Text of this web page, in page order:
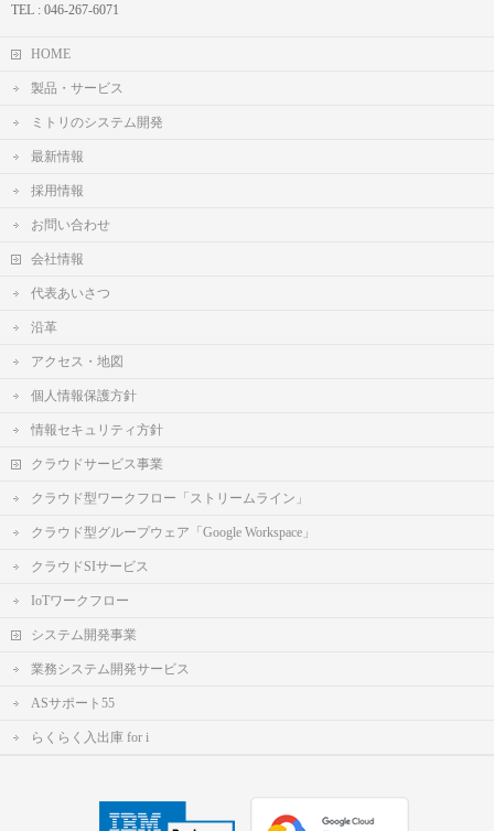
TEL : 046-267-6071
HOME
製品・サービス
ミトリのシステム開発
最新情報
採用情報
お問い合わせ
会社情報
代表あいさつ
沿革
アクセス・地図
個人情報保護方針
情報セキュリティ方針
クラウドサービス事業
クラウド型ワークフロー「ストリームライン」
クラウド型グループウェア「Google Workspace」
クラウドSIサービス
IoTワークフロー
システム開発事業
業務システム開発サービス
ASサポート55
らくらく入出庫 for i